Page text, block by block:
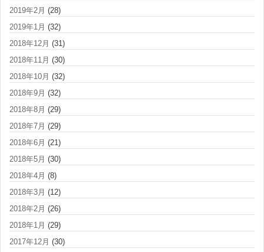
2019年2月 (28)
2019年1月 (32)
2018年12月 (31)
2018年11月 (30)
2018年10月 (32)
2018年9月 (32)
2018年8月 (29)
2018年7月 (29)
2018年6月 (21)
2018年5月 (30)
2018年4月 (8)
2018年3月 (12)
2018年2月 (26)
2018年1月 (29)
2017年12月 (30)